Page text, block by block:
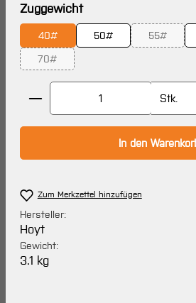
Zuggewichtauswählen
40# 50# 55#
(Diese
70#
(Diese Option ist zurzeit nicht
Produkt Anzahl: Gib denStk.
In den
Zum Merkzettel hinzufügen
Hersteller:
Hoyt
Gewicht:
3.1 kg